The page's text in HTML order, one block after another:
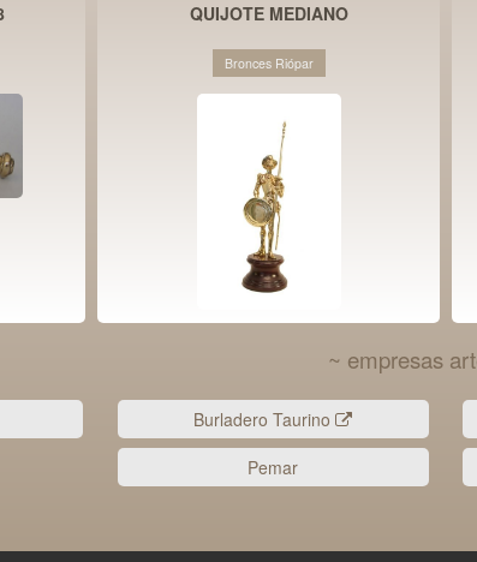
QUIJOTE MEDIANO
Bronces Riópar
~ empresas
Burladero Taurino
Pemar